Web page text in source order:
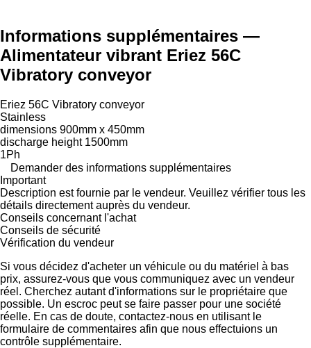
Informations supplémentaires —
Alimentateur vibrant Eriez 56C
Vibratory conveyor
Eriez 56C Vibratory conveyor
Stainless
dimensions 900mm x 450mm
discharge height 1500mm
1Ph
Demander des informations supplémentaires
Important
Description est fournie par le vendeur. Veuillez vérifier tous les
détails directement auprès du vendeur.
Conseils concernant l'achat
Conseils de sécurité
Vérification du vendeur
Si vous décidez d'acheter un véhicule ou du matériel à bas
prix, assurez-vous que vous communiquez avec un vendeur
réel. Cherchez autant d'informations sur le propriétaire que
possible. Un escroc peut se faire passer pour une société
réelle. En cas de doute, contactez-nous en utilisant le
formulaire de commentaires afin que nous effectuions un
contrôle supplémentaire.